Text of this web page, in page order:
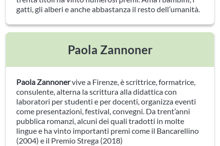
gatti, gli alberi e anche abbastanza il resto dell’umanità.
Paola Zannoner
Paola Zannonervive a Firenze, è scrittrice, formatrice,
consulente, alterna la scrittura alla didattica con
laboratori per studenti e per docenti, organizza eventi
come presentazioni, festival, convegni. Da trent’anni
pubblica romanzi, alcuni dei quali tradotti in molte
lingue e ha vinto importanti premi come il Bancarellino
(2004) e il Premio Strega (2018)